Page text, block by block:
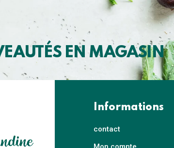
EN MAGASIN
Informations
contact